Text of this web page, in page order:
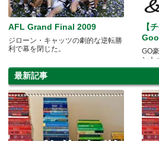
AFL Grand Final 2009
ジローン・キャッツの劇的な逆転勝
利で幕を閉じた。
【
GO
ン
最新記事